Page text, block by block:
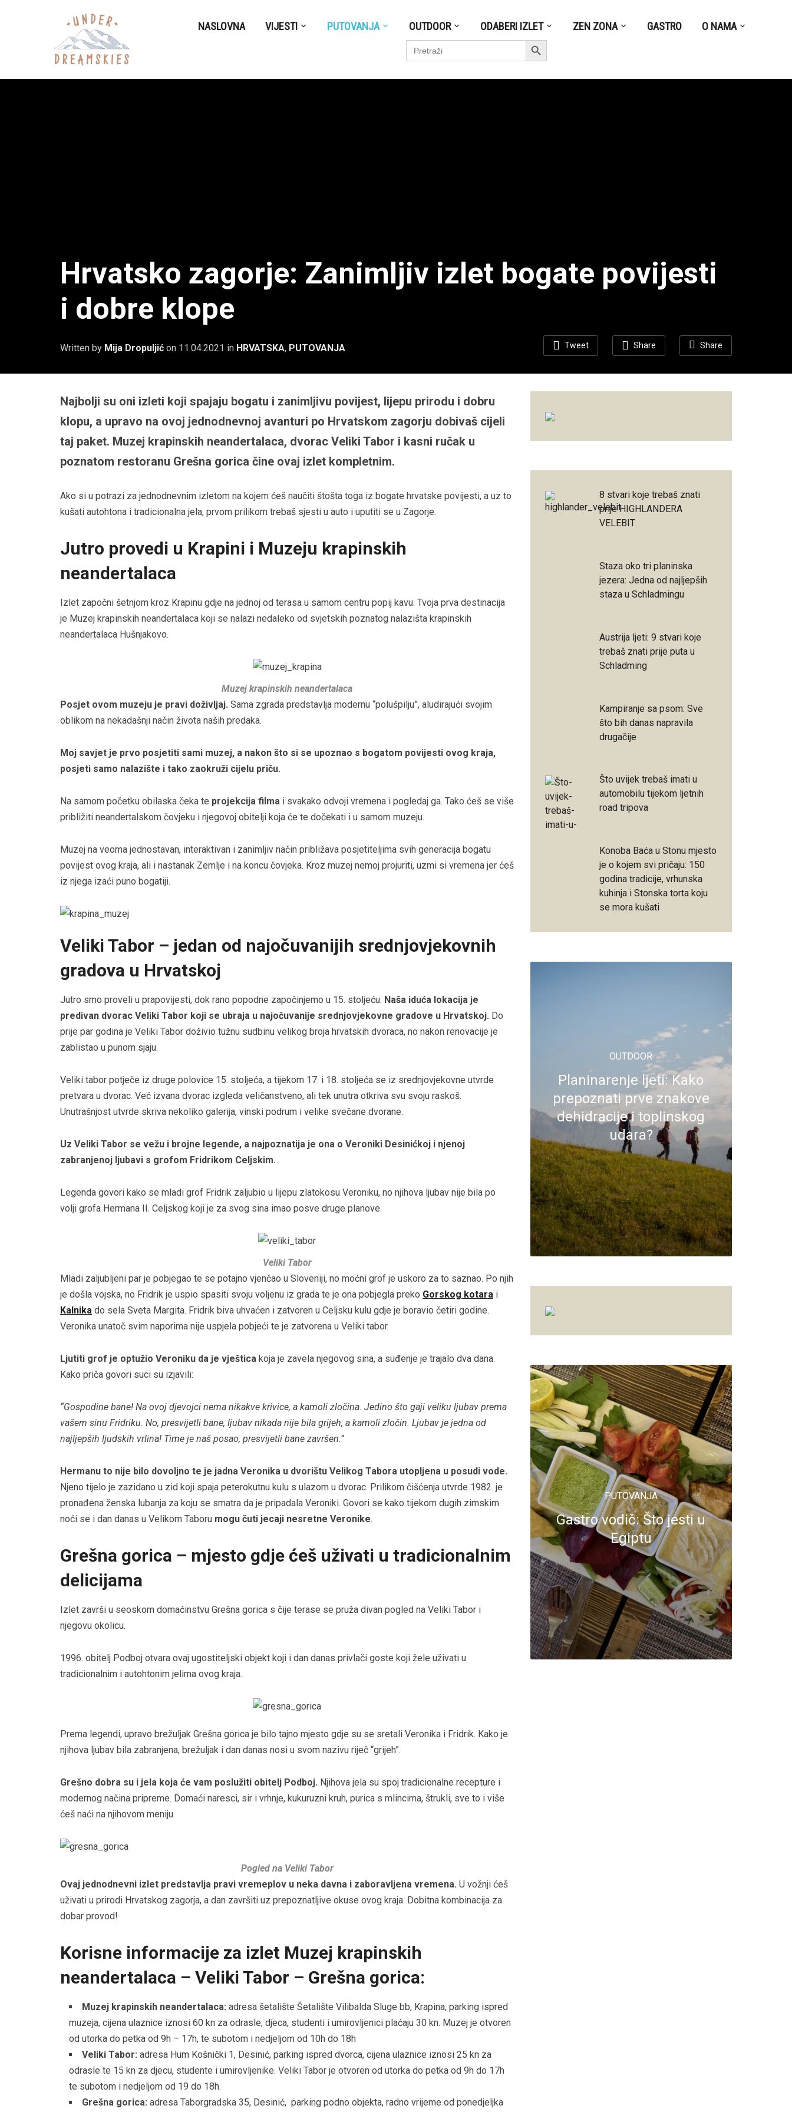
NASLOVNA VIJESTI PUTOVANJA OUTDOOR ODABERI IZLET ZEN ZONA GASTRO O NAMA
Search
for:
Search Button
Hrvatsko zagorje: Zanimljiv izlet bogate povijesti
i dobre klope
Tweet Share Share
Written by Mija Dropuljić on 11.04.2021 in HRVATSKA, PUTOVANJA
Najbolji su oni izleti koji spajaju bogatu i zanimljivu povijest, lijepu prirodu i dobru
klopu, a upravo na ovoj jednodnevnoj avanturi po Hrvatskom zagorju dobivaš cijeli
taj paket. Muzej krapinskih neandertalaca, dvorac Veliki Tabor i kasni ručak u
poznatom restoranu Grešna gorica čine ovaj izlet kompletnim.
Ako si u potrazi za jednodnevnim izletom na kojem ćeš naučiti štošta toga iz bogate hrvatske povijesti, a uz to
kušati autohtona i tradicionalna jela, prvom prilikom trebaš sjesti u auto i uputiti se u Zagorje.
Jutro provedi u Krapini i Muzeju krapinskih
neandertalaca
Izlet započni šetnjom kroz Krapinu gdje na jednoj od terasa u samom centru popij kavu. Tvoja prva destinacija
je Muzej krapinskih neandertalaca koji se nalazi nedaleko od svjetskih poznatog nalazišta krapinskih
neandertalaca Hušnjakovo.
Muzej krapinskih neandertalaca
Posjet ovom muzeju je pravi doživljaj. Sama zgrada predstavlja modernu “polušpilju”, aludirajući svojim
oblikom na nekadašnji način života naših predaka.
Moj savjet je prvo posjetiti sami muzej, a nakon što si se upoznao s bogatom povijesti ovog kraja,
posjeti samo nalazište i tako zaokruži cijelu priču.
Na samom početku obilaska čeka te projekcija filma i svakako odvoji vremena i pogledaj ga. Tako ćeš se više
približiti neandertalskom čovjeku i njegovoj obitelji koja će te dočekati i u samom muzeju.
Muzej na veoma jednostavan, interaktivan i zanimljiv način približava posjetiteljima svih generacija bogatu
povijest ovog kraja, ali i nastanak Zemlje i na koncu čovjeka. Kroz muzej nemoj projuriti, uzmi si vremena jer ćeš
iz njega izaći puno bogatiji.
Veliki Tabor – jedan od najočuvanijih srednjovjekovnih
gradova u Hrvatskoj
Jutro smo proveli u prapovijesti, dok rano popodne započinjemo u 15. stoljeću. Naša iduća lokacija je
predivan dvorac Veliki Tabor koji se ubraja u najočuvanije srednjovjekovne gradove u Hrvatskoj. Do
prije par godina je Veliki Tabor doživio tužnu sudbinu velikog broja hrvatskih dvoraca, no nakon renovacije je
zablistao u punom sjaju.
Veliki tabor potječe iz druge polovice 15. stoljeća, a tijekom 17. i 18. stoljeća se iz srednjovjekovne utvrde
pretvara u dvorac. Već izvana dvorac izgleda veličanstveno, ali tek unutra otkriva svu svoju raskoš.
Unutrašnjost utvrde skriva nekoliko galerija, vinski podrum i velike svečane dvorane.
Uz Veliki Tabor se vežu i brojne legende, a najpoznatija je ona o Veroniki Desinićkoj i njenoj
zabranjenoj ljubavi s grofom Fridrikom Celjskim.
Legenda govori kako se mladi grof Fridrik zaljubio u lijepu zlatokosu Veroniku, no njihova ljubav nije bila po
volji grofa Hermana II. Celjskog koji je za svog sina imao posve druge planove.
Veliki Tabor
Mladi zaljubljeni par je pobjegao te se potajno vjenčao u Sloveniji, no moćni grof je uskoro za to saznao. Po njih
je došla vojska, no Fridrik je uspio spasiti svoju voljenu iz grada te je ona pobjegla preko Gorskog kotara i
Kalnika do sela Sveta Margita. Fridrik biva uhvaćen i zatvoren u Celjsku kulu gdje je boravio četiri godine.
Veronika unatoč svim naporima nije uspjela pobjeći te je zatvorena u Veliki tabor.
Ljutiti grof je optužio Veroniku da je vještica koja je zavela njegovog sina, a suđenje je trajalo dva dana.
Kako priča govori suci su izjavili:
“Gospodine bane! Na ovoj djevojci nema nikakve krivice, a kamoli zločina. Jedino što gaji veliku ljubav prema
vašem sinu Fridriku. No, presvijetli bane, ljubav nikada nije bila grijeh, a kamoli zločin. Ljubav je jedna od
najljepših ljudskih vrlina! Time je naš posao, presvijetli bane završen.”
Hermanu to nije bilo dovoljno te je jadna Veronika u dvorištu Velikog Tabora utopljena u posudi vode.
Njeno tijelo je zazidano u zid koji spaja peterokutnu kulu s ulazom u dvorac. Prilikom čišćenja utvrde 1982. je
pronađena ženska lubanja za koju se smatra da je pripadala Veroniki. Govori se kako tijekom dugih zimskim
noći se i dan danas u Velikom Taboru mogu čuti jecaji nesretne Veronike.
Grešna gorica – mjesto gdje ćeš uživati u tradicionalnim
delicijama
Izlet završi u seoskom domaćinstvu Grešna gorica s čije terase se pruža divan pogled na Veliki Tabor i
njegovu okolicu.
1996. obitelj Podboj otvara ovaj ugostiteljski objekt koji i dan danas privlači goste koji žele uživati u
tradicionalnim i autohtonim jelima ovog kraja.
Prema legendi, upravo brežuljak Grešna gorica je bilo tajno mjesto gdje su se sretali Veronika i Fridrik. Kako je
njihova ljubav bila zabranjena, brežuljak i dan danas nosi u svom nazivu riječ “grijeh”.
Grešno dobra su i jela koja će vam poslužiti obitelj Podboj. Njihova jela su spoj tradicionalne recepture i
modernog načina pripreme. Domaći naresci, sir i vrhnje, kukuruzni kruh, purica s mlincima, štrukli, sve to i više
ćeš naći na njihovom meniju.
Pogled na Veliki Tabor
Ovaj jednodnevni izlet predstavlja pravi vremeplov u neka davna i zaboravljena vremena. U vožnji ćeš
uživati u prirodi Hrvatskog zagorja, a dan završiti uz prepoznatljive okuse ovog kraja. Dobitna kombinacija za
dobar provod!
Korisne informacije za izlet Muzej krapinskih
neandertalaca – Veliki Tabor – Grešna gorica:
Muzej krapinskih neandertalaca: adresa šetalište Šetalište Vilibalda Sluge bb, Krapina, parking ispred
muzeja, cijena ulaznice iznosi 60 kn za odrasle, djeca, studenti i umirovljenici plaćaju 30 kn. Muzej je otvoren
od utorka do petka od 9h – 17h, te subotom i nedjeljom od 10h do 18h
Veliki Tabor: adresa Hum Košnički 1, Desinić, parking ispred dvorca, cijena ulaznice iznosi 25 kn za
odrasle te 15 kn za djecu, studente i umirovljenike. Veliki Tabor je otvoren od utorka do petka od 9h do 17h
te subotom i nedjeljom od 19 do 18h.
Grešna gorica: adresa Taborgradska 35, Desinić, parking podno objekta, radno vrijeme od ponedjeljka
8 stvari koje trebaš znati
prije HIGHLANDERA
VELEBIT
Staza oko tri planinska
jezera: Jedna od najljepših
staza u Schladmingu
Austrija ljeti: 9 stvari koje
trebaš znati prije puta u
Schladming
Kampiranje sa psom: Sve
što bih danas napravila
drugačije
Što uvijek trebaš imati u
automobilu tijekom ljetnih
road tripova
Konoba Baća u Stonu mjesto
je o kojem svi pričaju: 150
godina tradicije, vrhunska
kuhinja i Stonska torta koju
se mora kušati
OUTDOOR
Planinarenje ljeti: Kako
prepoznati prve znakove
dehidracije i toplinskog
udara?
PUTOVANJA
Gastro vodič: Što jesti u
Egiptu